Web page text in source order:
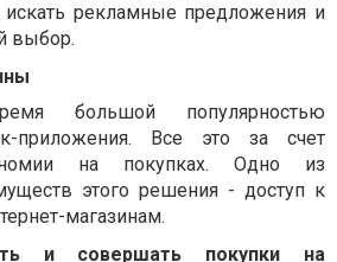
искать рекламные предложения и
выбор.
большой популярностью
приложения. Все это за счет
на покупках. Одно из
этого решения - доступ к
магазинам.
и совершать покупки на